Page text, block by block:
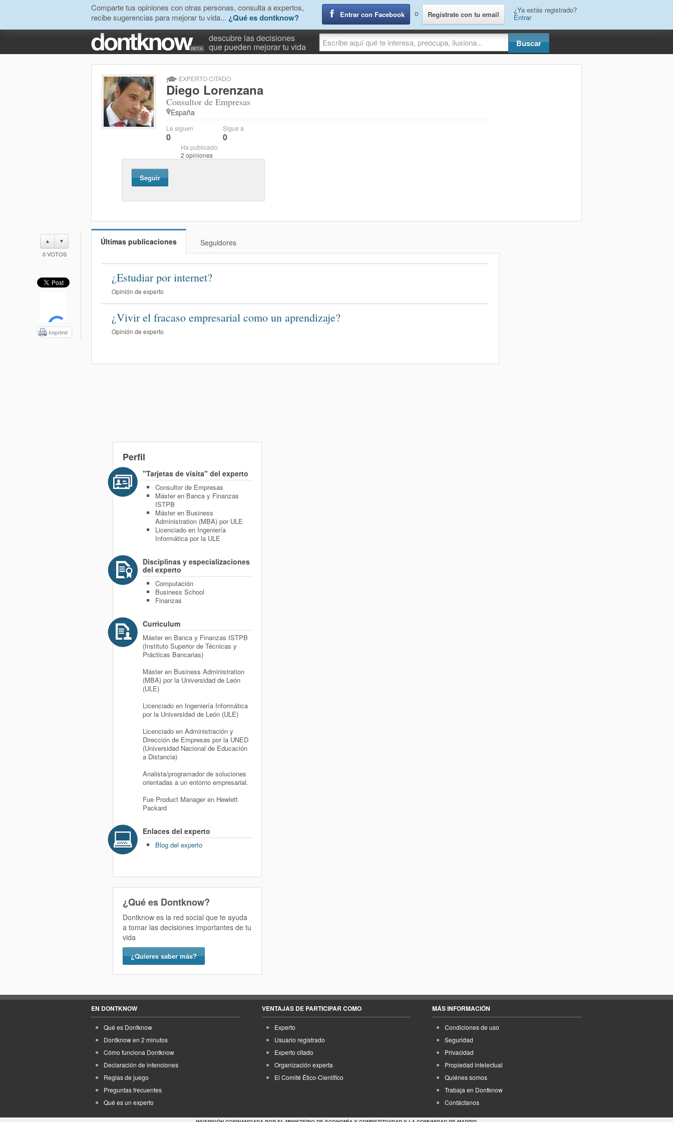
Comparte tus opiniones con otras personas, consulta a expertos,
recibe sugerencias para mejorar tu vida... ¿Qué es dontknow? Entrar con Facebook o Regístrate con tu email ¿Ya estás registrado?
Entrar
descubre las decisiones
que pueden mejorar tu vida
EXPERTO CITADO
Diego Lorenzana
Consultor de Empresas
España
Le siguen
0
Sigue a
0
Ha publicado:
2 opiniones
Seguir
▲ ▼
0VOTOS
Imprimir
Últimas publicaciones Seguidores
¿Estudiar por internet?
Opinión de experto
¿Vivir el fracaso empresarial como un aprendizaje?
Opinión de experto
Perfil
"Tarjetas de visita" del experto
Consultor de Empresas
Máster en Banca y Finanzas
ISTPB
Máster en Business
Administration (MBA) por ULE
Licenciado en Ingeniería
Informática por la ULE
Disciplinas y especializaciones
del experto
Computación
Business School
Finanzas
Curriculum
Máster en Banca y Finanzas ISTPB
(Instituto Superior de Técnicas y
Prácticas Bancarias)
Máster en Business Administration
(MBA) por la Universidad de León
(ULE)
Licenciado en Ingeniería Informática
por la Universidad de León (ULE)
Licenciado en Administración y
Dirección de Empresas por la UNED
(Universidad Nacional de Educación
a Distancia)
Analista/programador de soluciones
orientadas a un entorno empresarial.
Fue Product Manager en Hewlett
Packard
Enlaces del experto
Blog del experto
¿Qué es Dontknow?
Dontknow es la red social que te ayuda
a tomar las decisiones importantes de tu
vida
¿Quieres saber más?
EN DONTKNOW
Qué es Dontknow
Dontknow en 2 minutos
Cómo funciona Dontknow
Declaración de intenciones
Reglas de juego
Preguntas frecuentes
Qué es un experto
VENTAJAS DE PARTICIPAR COMO
Experto
Usuario registrado
Experto citado
Organización experta
El Comité Ético-Científico
MÁS INFORMACIÓN
Condiciones de uso
Seguridad
Privacidad
Propiedad intelectual
Quiénes somos
Trabaja en Dontknow
Contáctanos